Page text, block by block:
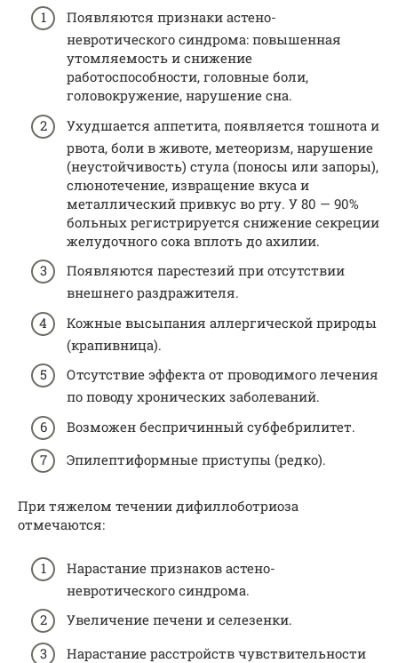
Появляются признаки астено-
невротического синдрома: повышенная
утомляемость и снижение
работоспособности, головные боли,
головокружение, нарушение сна.
Ухудшается аппетита, появляется тошнота и
рвота, боли в животе, метеоризм, нарушение
(неустойчивость) стула (поносы или запоры),
слюнотечение, извращение вкуса и
металлический привкус во рту. У 80 — 90%
больных регистрируется снижение секреции
желудочного сока вплоть до ахилии.
Появляются парестезий при отсутствии
внешнего раздражителя.
Кожные высыпания аллергической природы
(крапивница).
Отсутствие эффекта от проводимого лечения
по поводу хронических заболеваний.
Возможен беспричинный субфебрилитет.
Эпилептиформные приступы (редко).
При тяжелом течении дифиллоботриоза
отмечаются:
Нарастание признаков астено-
невротического синдрома.
Увеличение печени и селезенки.
Нарастание расстройств чувствительности